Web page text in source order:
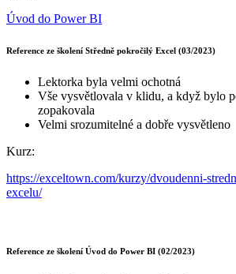
Úvod do Power BI
Reference ze školení Středně pokročilý Excel (03/2023)
Lektorka byla velmi ochotná
Vše vysvětlovala v klidu, a když bylo
zopakovala
Velmi srozumitelné a dobře vysvětleno
Kurz:
https://exceltown.com/kurzy/dvoudenni-
excelu/
Reference ze školení Úvod do Power BI (02/2023)